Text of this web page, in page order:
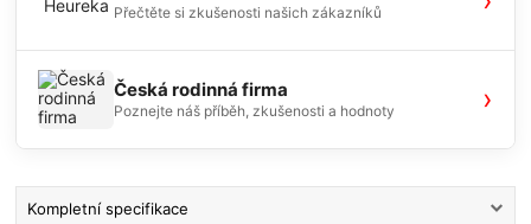
Přečtěte si zkušenosti našich zákazníků
Česká rodinná firma
Poznejte náš příběh, zkušenosti a hodnoty ›
Kompletní specifikace